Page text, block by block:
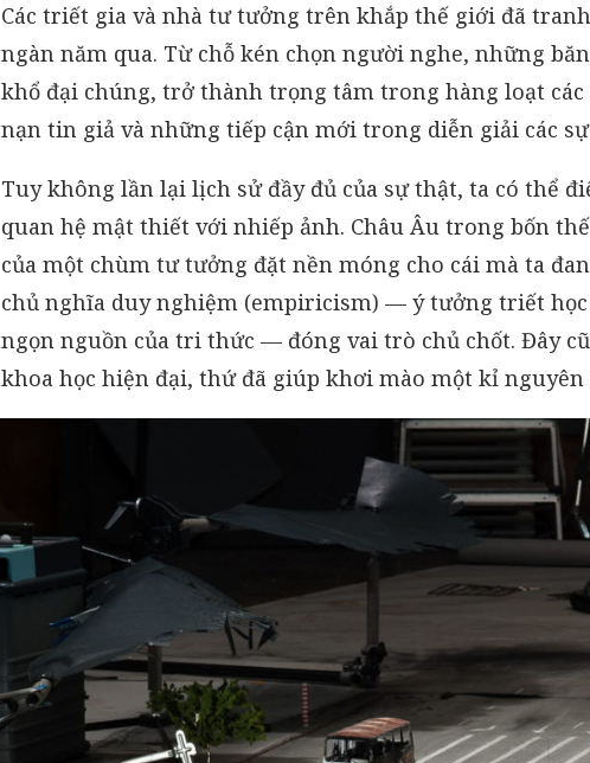
Các triết gia và nhà tư tưởng trên khắp thế giới đã
ngàn năm qua. Từ chỗ kén chọn người nghe, những
khổ đại chúng, trở thành trọng tâm trong hàng loạt
nạn tin giả và những tiếp cận mới trong diễn giải các
Tuy không lần lại lịch sử đầy đủ của sự thật, ta có thể
quan hệ mật thiết với nhiếp ảnh. Châu Âu trong bốn
của một chùm tư tưởng đặt nền móng cho cái mà ta
chủ nghĩa duy nghiệm (empiricism) — ý tưởng triết
ngọn nguồn của tri thức — đóng vai trò chủ chốt. Đây
khoa học hiện đại, thứ đã giúp khơi mào một kỉ nguyên